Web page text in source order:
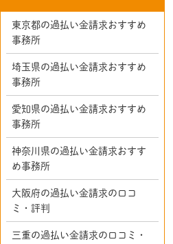
東京都の過払い金請求おすすめ
事務所
埼玉県の過払い金請求おすすめ
事務所
愛知県の過払い金請求おすすめ
事務所
神奈川県の過払い金請求おすす
め事務所
大阪府の過払い金請求の口コ
ミ・評判
三重の過払い金請求の口コミ・